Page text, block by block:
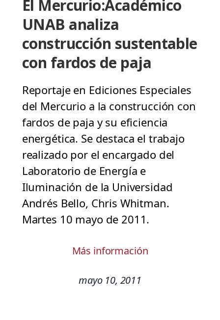
El Mercurio:Académico
UNAB analiza
construcción sustentable
con fardos de paja
Reportaje en Ediciones Especiales
del Mercurio a la construcción con
fardos de paja y su eficiencia
energética. Se destaca el trabajo
realizado por el encargado del
Laboratorio de Energía e
Iluminación de la Universidad
Andrés Bello, Chris Whitman.
Martes 10 mayo de 2011.
Más información
mayo 10, 2011